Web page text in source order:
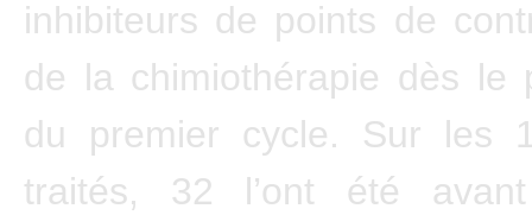
inhibiteurs de points de
de la chimiothérapie dès le
du premier cycle. Sur les
traités, 32 l’ont été